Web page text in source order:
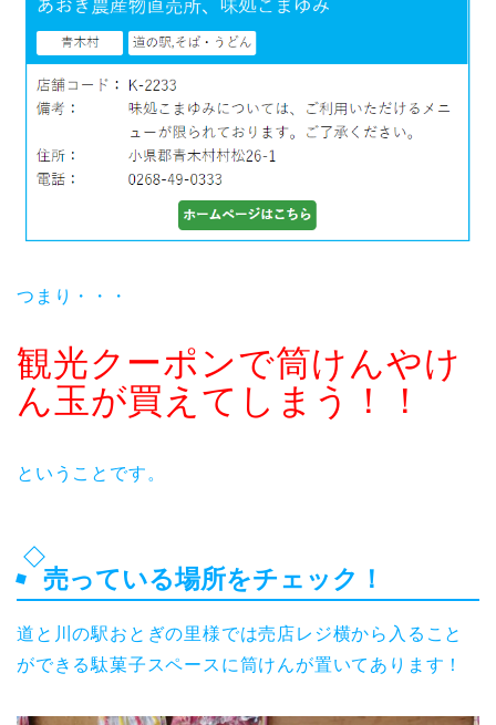
つまり・・・
観光クーポンで筒けんやけ
ん玉が買えてしまう！！
ということです。
売っている場所をチェック！
道と川の駅おとぎの里様では売店レジ横から入ること
ができる駄菓子スペースに筒けんが置いてあります！